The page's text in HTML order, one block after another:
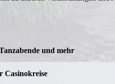
und mehr
Casinokreise